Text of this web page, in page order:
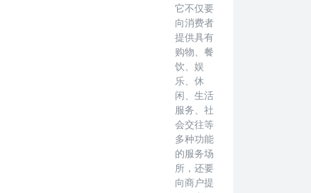
它不仅要
向消费者
提供具有
购物、餐
饮、娱
乐、休
闲、生活
服务、社
会交往等
多种功能
的服务场
所，还要
向商户提